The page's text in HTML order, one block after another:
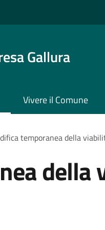
Gallura
Vivere il Comune
temporanea della
della